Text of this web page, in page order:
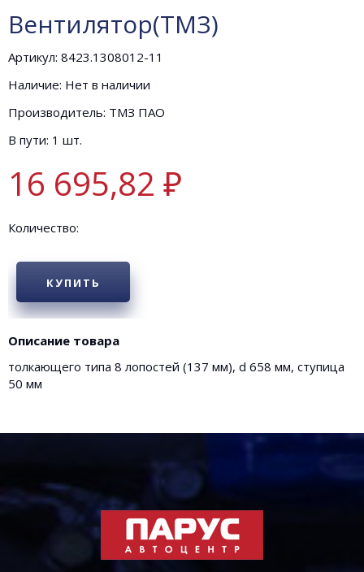
Вентилятор(ТМЗ)
Артикул: 8423.1308012-11
Наличие: Нет в наличии
Производитель: ТМЗ ПАО
В пути: 1 шт.
16 695,82 ₽
Количество:
КУПИТЬ
Описание товара
толкающего типа 8 лопостей (137 мм), d 658 мм, ступица
50 мм